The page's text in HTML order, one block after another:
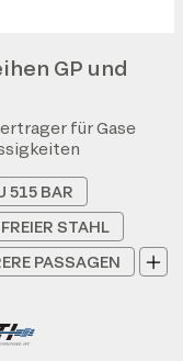
GP und
für Gase
515 BAR
STAHL
PASSAGEN